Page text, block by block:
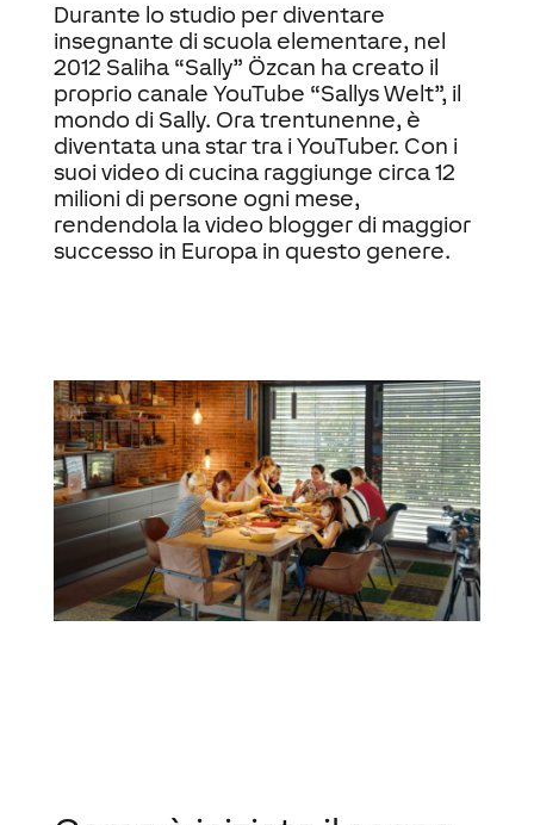
Durante lo studio per diventare
insegnante di scuola elementare, nel
2012 Saliha “Sally” Özcan ha creato il
proprio canale YouTube “Sallys Welt”, il
mondo di Sally. Ora trentunenne, è
diventata una star tra i YouTuber. Con i
suoi video di cucina raggiunge circa 12
milioni di persone ogni mese,
rendendola la video blogger di maggior
successo in Europa in questo genere.